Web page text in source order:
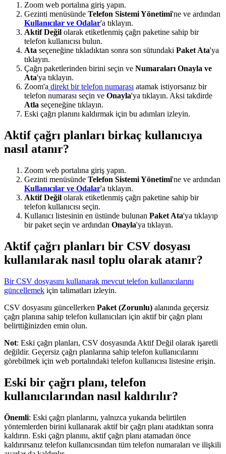
Zoom web portalına giriş yapın.
Gezinti menüsünde Telefon Sistemi Yönetimi'ne ve ardından
Kullanıcılar ve Odalar'a tıklayın.
Aktif Değil olarak etiketlenmiş çağrı paketine sahip bir
telefon kullanıcısı bulun.
Ata seçeneğine tıkladıktan sonra son sütundaki Paket Ata'ya
tıklayın.
Çağrı paketlerinden birini seçin ve Numaraları Onayla ve
Ata'ya tıklayın.
Zoom'a direkt bir telefon numarası atamak istiyorsanız bir
telefon numarası seçin ve Onayla'ya tıklayın. Aksi takdirde
Atla seçeneğine tıklayın.
Eski çağrı planını kaldırmak için bu adımları izleyin.
Aktif çağrı planları birkaç kullanıcıya
nasıl atanır?
Zoom web portalına giriş yapın.
Gezinti menüsünde Telefon Sistemi Yönetimi'ne ve ardından
Kullanıcılar ve Odalar'a tıklayın.
Aktif Değil olarak etiketlenmiş çağrı paketine sahip bir
telefon kullanıcısı seçin.
Kullanıcı listesinin en üstünde bulunan Paket Ata'ya tıklayıp
bir paket seçin ve ardından Onayla'ya tıklayın.
Aktif çağrı planları bir CSV dosyası
kullanılarak nasıl toplu olarak atanır?
Bir CSV dosyasını kullanarak mevcut telefon kullanıcılarını
güncellemek için talimatları izleyin.
CSV dosyasını güncellerken Paket (Zorunlu) alanında geçersiz
çağrı planına sahip telefon kullanıcıları için aktif bir çağrı planı
belirttiğinizden emin olun.
Not: Eski çağrı planları, CSV dosyasında Aktif Değil olarak işaretli
değildir. Geçersiz çağrı planlarına sahip telefon kullanıcılarını
görebilmek için web portalındaki telefon kullanıcısı listesine erişin.
Eski bir çağrı planı, telefon
kullanıcılarından nasıl kaldırılır?
Önemli: Eski çağrı planlarını, yalnızca yukarıda belirtilen
yöntemlerden birini kullanarak aktif bir çağrı planı atadıktan sonra
kaldırın. Eski çağrı planını, aktif çağrı planı atamadan önce
kaldırırsanız telefon kullanıcısından tüm telefon numaraları ve ilişkili